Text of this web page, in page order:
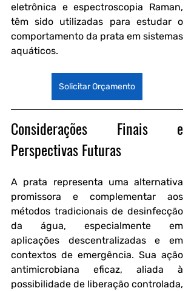
eletrônica e espectroscopia Raman,
têm sido utilizadas para estudar o
comportamento da prata em sistemas
aquáticos.
Solicitar Orçamento
Considerações Finais e
Perspectivas Futuras
A prata representa uma alternativa
promissora e complementar aos
métodos tradicionais de desinfecção
da água, especialmente em
aplicações descentralizadas e em
contextos de emergência. Sua ação
antimicrobiana eficaz, aliada à
possibilidade de liberação controlada,